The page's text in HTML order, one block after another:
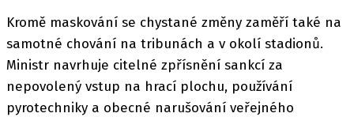
Kromě maskování se chystané změny zaměří také na
samotné chování na tribunách a v okolí stadionů.
Ministr navrhuje citelné zpřísnění sankcí za
nepovolený vstup na hrací plochu, používání
pyrotechniky a obecné narušování veřejného